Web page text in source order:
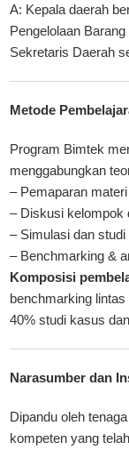
A: Kepala daerah
Pengelolaan
Sekretaris Daerah
Metode
Program Bimtek
menggabungkan
– Pemaparan
– Diskusi kelompok
– Simulasi dan
– Benchmarking &
Komposisi
benchmarking
40% studi kasus
Narasumber dan
Dipandu oleh
kompeten yang